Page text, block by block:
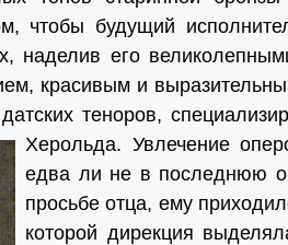
чтобы будущий
наделив его
красивым и
теноров,
Херольда. Увлечение
едва ли не в последнюю
просьбе отца, ему
которой дирекция